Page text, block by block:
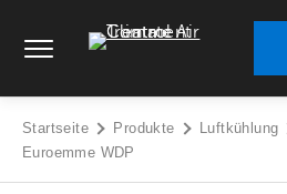
Inhalt
springen
Startseite Produkte Luftkühlung
Euroemme WDP